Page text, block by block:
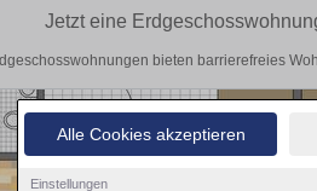
Alle Cookies akzeptieren
Einstellungen
Jetzt eine
bieten barrierefreies